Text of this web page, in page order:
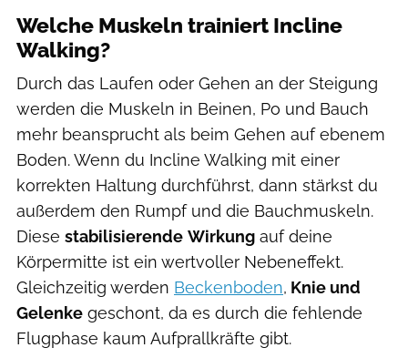
Welche Muskeln trainiert Incline
Walking?
Durch das Laufen oder Gehen an der Steigung
werden die Muskeln in Beinen, Po und Bauch
mehr beansprucht als beim Gehen auf ebenem
Boden. Wenn du Incline Walking mit einer
korrekten Haltung durchführst, dann stärkst du
außerdem den Rumpf und die Bauchmuskeln.
Diese stabilisierende Wirkung auf deine
Körpermitte ist ein wertvoller Nebeneffekt.
Gleichzeitig werden Beckenboden, Knie und
Gelenke geschont, da es durch die fehlende
Flugphase kaum Aufprallkräfte gibt.